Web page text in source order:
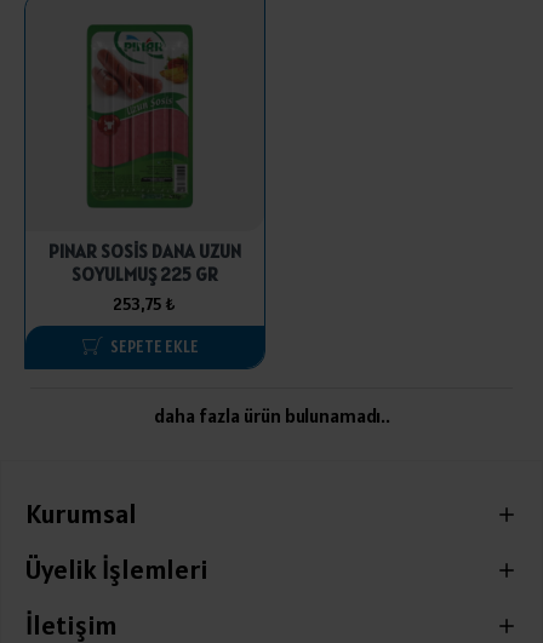
PINAR SOSİS DANA UZUN
SOYULMUŞ 225 GR
253,75 ₺
SEPETE EKLE
daha fazla ürün bulunamadı..
Kurumsal
Üyelik İşlemleri
İletişim